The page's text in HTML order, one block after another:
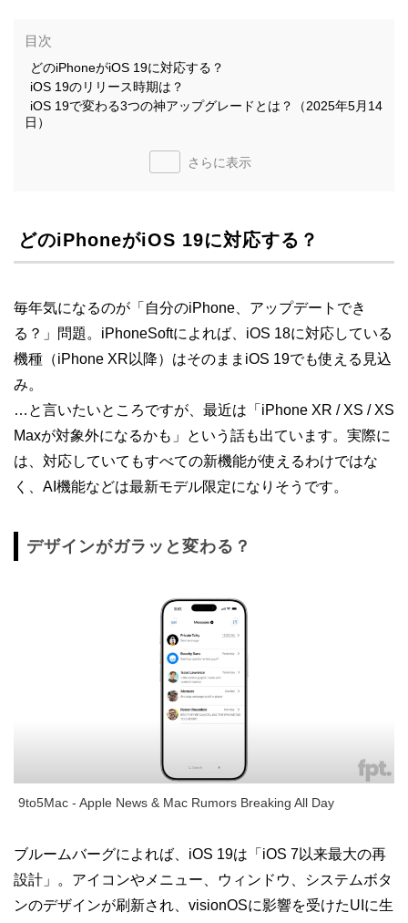
目次
どのiPhoneがiOS 19に対応する？
iOS 19のリリース時期は？
iOS 19で変わる3つの神アップグレードとは？（2025年5月14
日）
さらに表示
どのiPhoneがiOS 19に対応する？
毎年気になるのが「自分のiPhone、アップデートでき
る？」問題。iPhoneSoftによれば、iOS 18に対応している
機種（iPhone XR以降）はそのままiOS 19でも使える見込
み。
…と言いたいところですが、最近は「iPhone XR / XS / XS
Maxが対象外になるかも」という話も出ています。実際に
は、対応していてもすべての新機能が使えるわけではな
く、AI機能などは最新モデル限定になりそうです。
デザインがガラッと変わる？
9to5Mac - Apple News & Mac Rumors Breaking All Day
ブルームバーグによれば、iOS 19は「iOS 7以来最大の再
設計」。アイコンやメニュー、ウィンドウ、システムボタ
ンのデザインが刷新され、visionOSに影響を受けたUIに生